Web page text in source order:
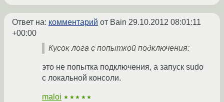
Ответ на: комментарий от Bain 29.10.2012 08:01:11
+00:00
Кусок лога с попыткой подключения:
это не попытка подключения, а запуск sudo
с локальной консоли.
maloi ★★★★★